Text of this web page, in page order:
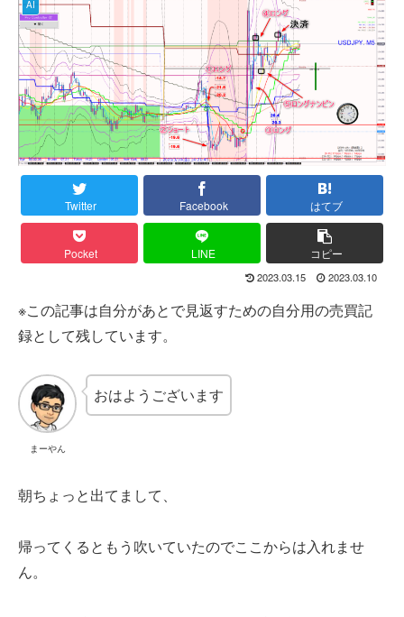
AI
Twitter Facebook はてブ
Pocket LINE コピー
2023.03.15 2023.03.10
※この記事は自分があとで見返すための自分用の売買記
録として残しています。
まーやん
おはようございます
朝ちょっと出てまして、
帰ってくるともう吹いていたのでここからは入れませ
ん。